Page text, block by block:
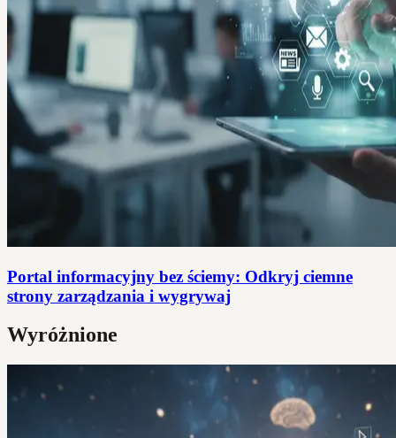
Portal informacyjny bez ściemy: Odkryj ciemne
strony zarządzania i wygrywaj
Wyróżnione